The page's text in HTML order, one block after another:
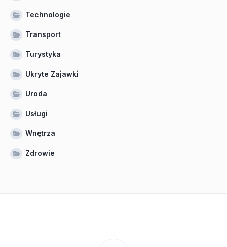
Technologie
Transport
Turystyka
Ukryte Zajawki
Uroda
Usługi
Wnętrza
Zdrowie